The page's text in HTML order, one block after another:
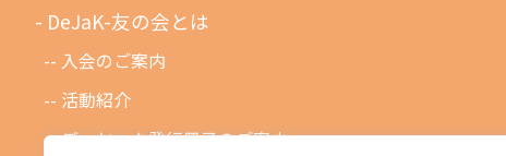
DeJaK-友の会とは
入会のご案内
活動紹介
デーヤック発行冊子のご案内